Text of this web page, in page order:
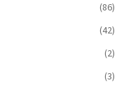
(86)
(42)
(2)
(3)